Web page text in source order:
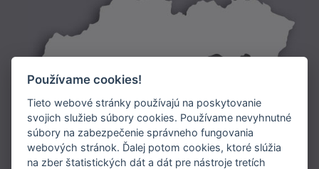
Doprava:
Používame cookies!
Tieto webové stránky používajú na poskytovanie
svojich služieb súbory cookies. Používame nevyhnutné
súbory na zabezpečenie správneho fungovania
webových stránok. Ďalej potom cookies, ktoré slúžia
na zber štatistických dát a dát pre nástroje tretích